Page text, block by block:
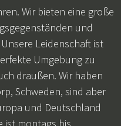
Wir bieten eine große
und
Leidenschaft ist
Umgebung zu
draußen. Wir haben
Schweden, sind aber
und Deutschland